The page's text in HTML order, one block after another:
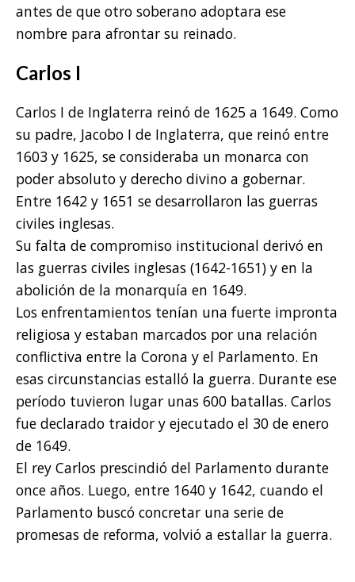
antes de que otro soberano adoptara ese
nombre para afrontar su reinado.
Carlos I
Carlos I de Inglaterra reinó de 1625 a 1649. Como
su padre, Jacobo I de Inglaterra, que reinó entre
1603 y 1625, se consideraba un monarca con
poder absoluto y derecho divino a gobernar.
Entre 1642 y 1651 se desarrollaron las guerras
civiles inglesas.
Su falta de compromiso institucional derivó en
las guerras civiles inglesas (1642-1651) y en la
abolición de la monarquía en 1649.
Los enfrentamientos tenían una fuerte impronta
religiosa y estaban marcados por una relación
conflictiva entre la Corona y el Parlamento. En
esas circunstancias estalló la guerra. Durante ese
período tuvieron lugar unas 600 batallas. Carlos
fue declarado traidor y ejecutado el 30 de enero
de 1649.
El rey Carlos prescindió del Parlamento durante
once años. Luego, entre 1640 y 1642, cuando el
Parlamento buscó concretar una serie de
promesas de reforma, volvió a estallar la guerra.